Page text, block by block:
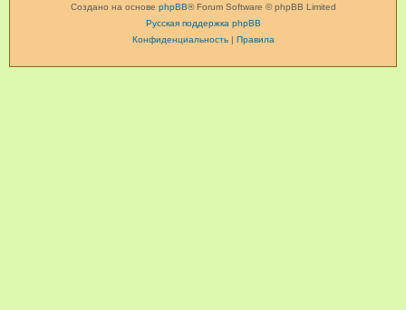
Создано на основе phpBB® Forum Software © phpBB Limited
Русская поддержка phpBB
Конфиденциальность| Правила